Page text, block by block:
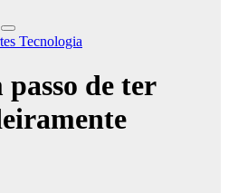
Tecnologia
de ter